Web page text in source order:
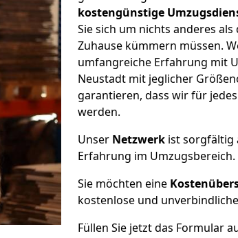
kostengünstige
Sie sich um nichts anderes
Zuhause kümmern müssen.
umfangreiche Erfahrung mit
Neustadt mit jeglicher
garantieren, dass wir für
werden.
Unser Netzwerk ist sorgfältig
Erfahrung im Umzugsbereich.
Sie möchten eine
kostenlose und
Füllen Sie jetzt das Formular